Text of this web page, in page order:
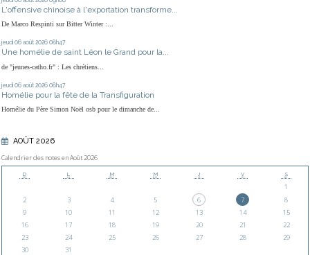
L'offensive chinoise à l'exportation transforme...
De Marco Respinti sur Bitter Winter :...
jeudi 06 août 2026 08h47
Une homélie de saint Léon le Grand pour la...
de "jeunes-catho.fr" : Les chrétiens...
jeudi 06 août 2026 08h47
Homélie pour la fête de la Transfiguration
Homélie du Père Simon Noël osb pour le dimanche de...
AOÛT 2026
Calendrier des notes en Août 2026
D L M M J V S
1
2
3 4 5 6 7
8
9
10 11 12 13 14
15
16
17 18 19 20 21
22
23
24 25 26 27 28
29
30
31